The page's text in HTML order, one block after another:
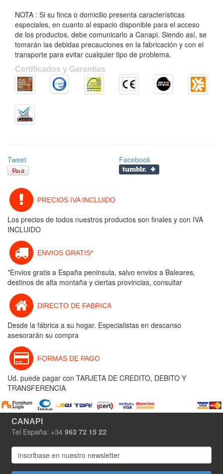
NOTA : Si su finca o domicilio presenta características
especiales, en cuanto al espacio disponible para el acceso
de los productos, debe comunicarlo a Canapi. Siendo así, se
tomarán las debidas precauciones en la fabricación y con el
transporte para evitar cualquier tipo de problema.
Certificados y Garantias
Tweet Facebook
PRECIOS IVA INCLUIDO
Los precios de todos nuestros productos son finales y con IVA
INCLUIDO
ENVIOS GRATIS*
*Envios gratis a España peninsula, salvo envios a Baleares,
destinos de alta montaña y ciertas provincias, consultar
DIRECTO DE FABRICA
Desde la fábrica a su hogar. Especialistas en descanso
asesorarán su compra
FORMAS DE PAGO
Ud. puede pagar con TARJETA DE CREDITO, DEBITO Y
TRANSFERENCIA
CANAPI
Tel España: +34 963 72 15 22